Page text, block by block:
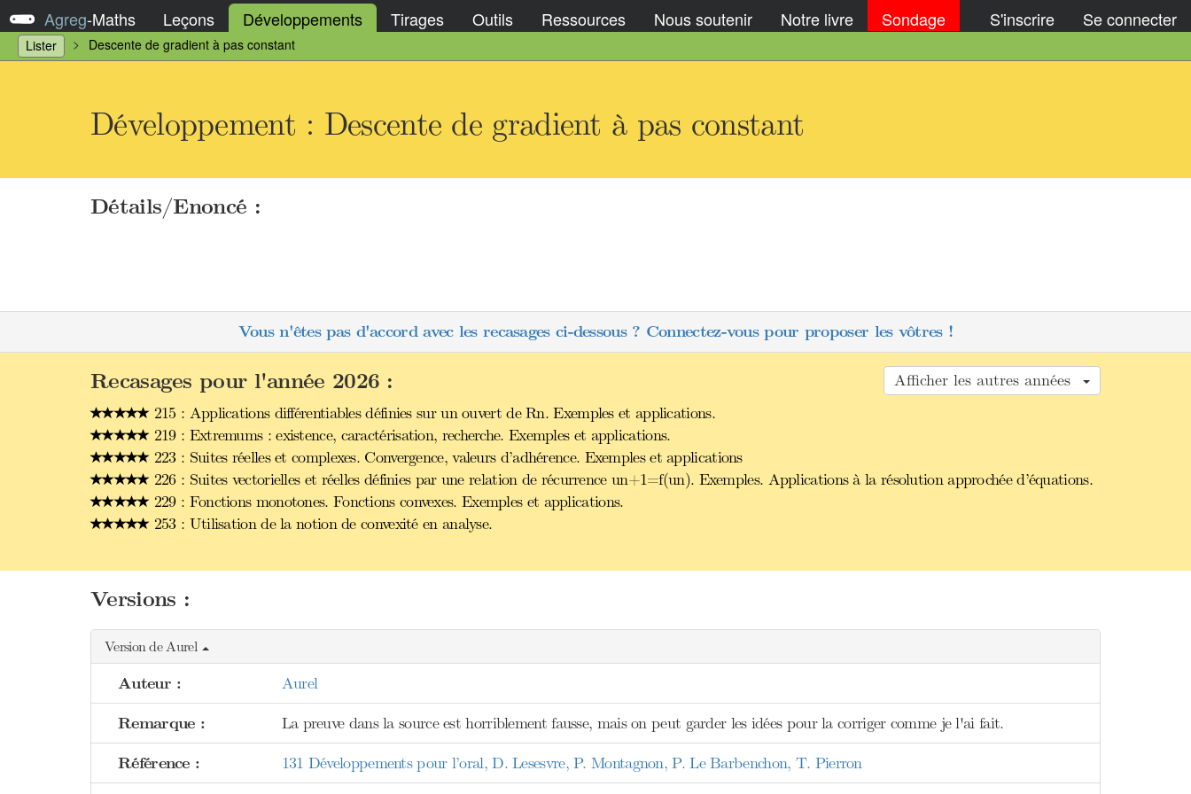
Agreg-Maths Leçons Développements Tirages Outils Ressources Nous soutenir Notre livre Sondage S'inscrire Se connecter
Lister Descente de gradient à pas constant
Développement : Descente de gradient à pas constant
Détails/Enoncé :
Vous n'êtes pas d'accord avec les recasages ci-dessous ? Connectez-vous pour proposer les vôtres !
Afficher les autres années
Recasages pour l'année 2026 :
215 : Applications différentiables définies sur un ouvert de Rn. Exemples et applications.
219 : Extremums : existence, caractérisation, recherche. Exemples et applications.
223 : Suites réelles et complexes. Convergence, valeurs d’adhérence. Exemples et applications
226 : Suites vectorielles et réelles définies par une relation de récurrence un+1=f(un). Exemples. Applications à la résolution approchée d’équations.
229 : Fonctions monotones. Fonctions convexes. Exemples et applications.
253 : Utilisation de la notion de convexité en analyse.
Versions :
Version de Aurel
Auteur : Aurel
Remarque : La preuve dans la source est horriblement fausse, mais on peut garder les idées pour la corriger comme je l'ai fait.
Référence : 131 Développements pour l’oral, D. Lesesvre, P. Montagnon, P. Le Barbenchon, T. Pierron